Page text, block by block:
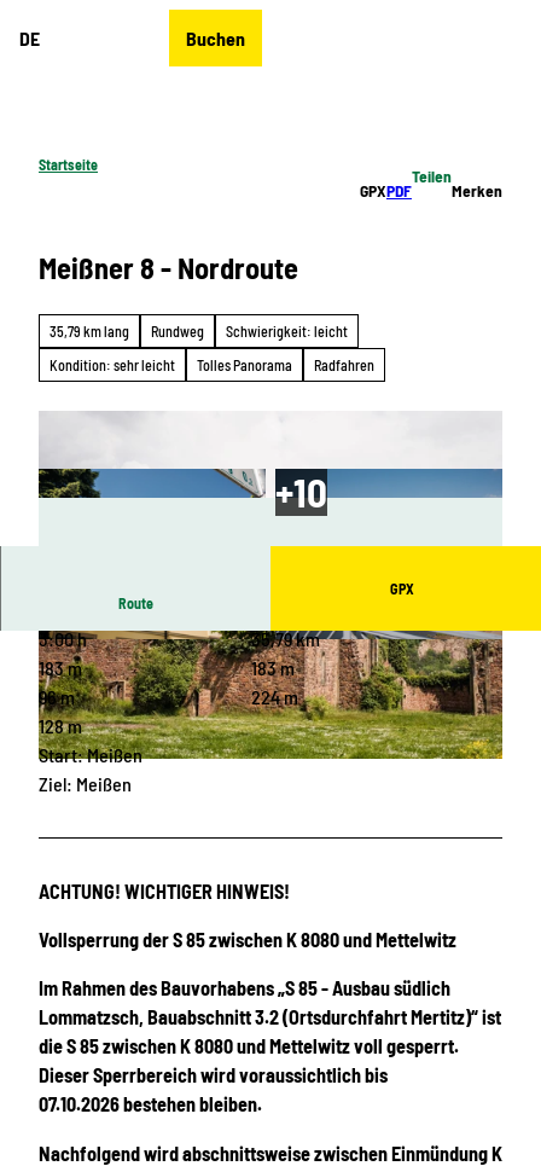
DE Buchen
Startseite
GPXPDF
Teilen
Merken
Meißner 8 - Nordroute
35,79 km lang Rundweg
Schwierigkeit: leicht
Kondition: sehr leicht
Tolles Panorama Radfahren
© Stephan Böhlig, Dresden Elbland, Stephan B
oehlig | CC0
© Stephan Böhlig, Dresden Elbland, Stephan B
oehlig |CC0
Route
GPX
3:00 h
35,79 km
183 m
183 m
96 m
224 m
128 m
Start: Meißen
Ziel: Meißen
ACHTUNG! WICHTIGER HINWEIS!
Vollsperrung der S 85 zwischen K 8080 und Mettelwitz
Im Rahmen des Bauvorhabens „S 85 - Ausbau südlich
Lommatzsch, Bauabschnitt 3.2 (Ortsdurchfahrt Mertitz)“ ist
die S 85 zwischen K 8080 und Mettelwitz voll gesperrt.
Dieser Sperrbereich wird voraussichtlichbis
07.10.2026bestehen bleiben.
Nachfolgend wird abschnittsweise zwischen Einmündung K